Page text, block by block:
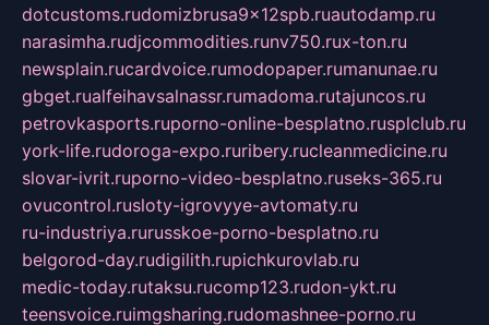
dotcustoms.rudomizbrusa9x12spb.ruautodamp.ru
narasimha.rudjcommodities.runv750.rux-ton.ru
newsplain.rucardvoice.rumodopaper.rumanunae.ru
gbget.rualfeihavsalnassr.rumadoma.rutajuncos.ru
petrovkasports.ruporno-online-besplatno.rusplclub.ru
york-life.rudoroga-expo.ruribery.rucleanmedicine.ru
slovar-ivrit.ruporno-video-besplatno.ruseks-365.ru
ovucontrol.rusloty-igrovyye-avtomaty.ru
ru-industriya.rurusskoe-porno-besplatno.ru
belgorod-day.rudigilith.rupichkurovlab.ru
medic-today.rutaksu.rucomp123.rudon-ykt.ru
teensvoice.ruimgsharing.rudomashnee-porno.ru